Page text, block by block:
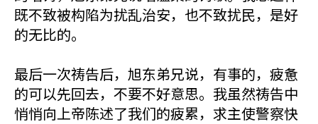
既不致被构陷为扰乱治安，也不致扰民，是好
的无比的。
最后一次祷告后，旭东弟兄说，有事的，疲惫
的可以先回去，不要不好意思。我虽然祷告中
悄悄向上帝陈述了我们的疲累，求主使警察快